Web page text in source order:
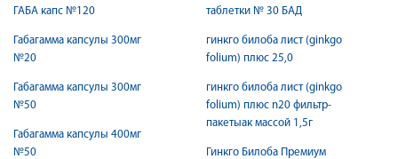
ГАБА капс №120
Габагамма капсулы 300мг
№20
Габагамма капсулы 300мг
№50
Габагамма капсулы 400мг
№50
таблетки № 30 БАД
гинкго билоба лист (ginkgo
folium) плюс 25,0
гинкго билоба лист (ginkgo
folium) плюс n20 фильтр-
пакетыак массой 1,5г
Гинкго Билоба Премиум